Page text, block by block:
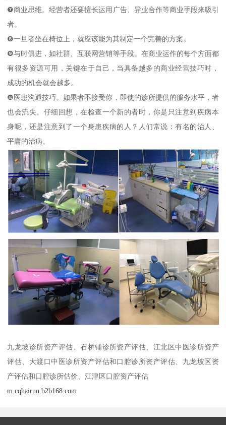
❼商业思维。经营者还要擅长运用广告、异业合作等商业手段来吸引
者。
❽一旦者坐在椅位上，就应该能为其制定一个完善的方案。
❾与时俱进，如社群、互联网营销等手段。在商业运作的每个方面都
有很多资源可用，关键在于自己，当具备越多的商业经营技巧时，
成功的机会就会越多。
❿医患沟通技巧。如果者不接受你，即使的诊所提供的服务水平，者
也会流失。仔细回想，在检查一个新的者时，你是只注意到疾病本
身呢，还是注意到了一个身患疾病的人？人们常说：有名的治人、
平庸的治病。
九龙坡诊所资产评估、石桥铺诊所资产评估、江北区中医诊所资产
评估、大渡口中医诊所资产评估和口腔诊所资产评估、九龙坡区资
产评估和口腔诊所估价、江津区口腔资产评估
m.cqhairun.b2b168.com